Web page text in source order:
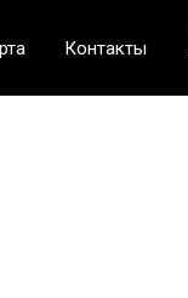
Контакты